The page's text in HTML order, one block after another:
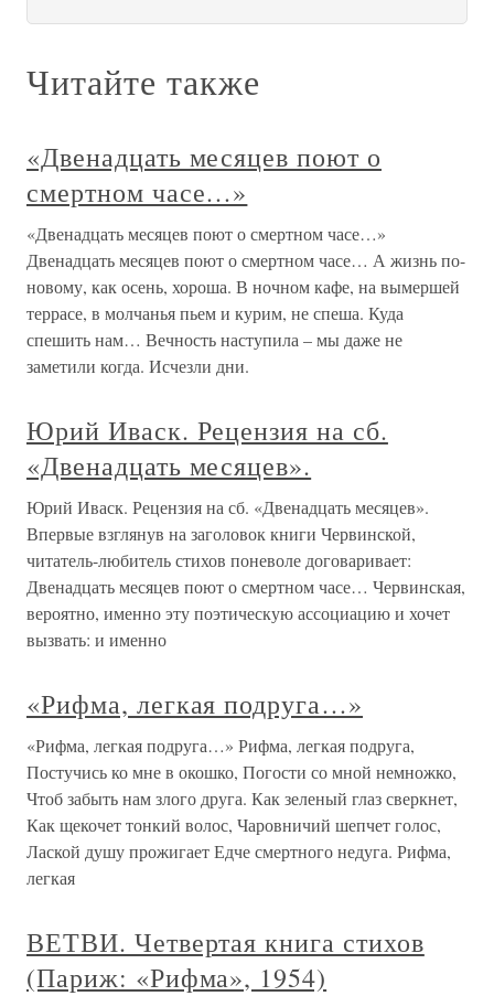
Читайте также
«Двенадцать месяцев поют о
смертном часе…»
«Двенадцать месяцев поют о смертном часе…»
Двенадцать месяцев поют о смертном часе… А жизнь по-
новому, как осень, хороша. В ночном кафе, на вымершей
террасе, в молчанья пьем и курим, не спеша. Куда
спешить нам… Вечность наступила – мы даже не
заметили когда. Исчезли дни.
Юрий Иваск. Рецензия на сб.
«Двенадцать месяцев».
Юрий Иваск. Рецензия на сб. «Двенадцать месяцев».
Впервые взглянув на заголовок книги Червинской,
читатель-любитель стихов поневоле договаривает:
Двенадцать месяцев поют о смертном часе… Червинская,
вероятно, именно эту поэтическую ассоциацию и хочет
вызвать: и именно
«Рифма, легкая подруга…»
«Рифма, легкая подруга…» Рифма, легкая подруга,
Постучись ко мне в окошко, Погости со мной немножко,
Чтоб забыть нам злого друга. Как зеленый глаз сверкнет,
Как щекочет тонкий волос, Чаровничий шепчет голос,
Лаской душу прожигает Едче смертного недуга. Рифма,
легкая
ВЕТВИ. Четвертая книга стихов
(Париж: «Рифма», 1954)